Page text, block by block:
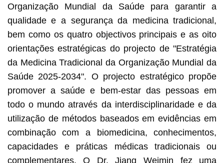
Organização Mundial da Saúde para garantir a
qualidade e a segurança da medicina tradicional,
bem como os quatro objectivos principais e as oito
orientações estratégicas do projecto de "Estratégia
da Medicina Tradicional da Organização Mundial da
Saúde 2025-2034". O projecto estratégico propõe
promover a saúde e bem-estar das pessoas em
todo o mundo através da interdisciplinaridade e da
utilização de métodos baseados em evidências em
combinação com a biomedicina, conhecimentos,
capacidades e práticas médicas tradicionais ou
complementares. O Dr. Jiang Weimin fez uma